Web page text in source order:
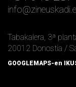
info@
Tabakalera, 3ª
20012 Donostia /
GOOGLEMAPS-en